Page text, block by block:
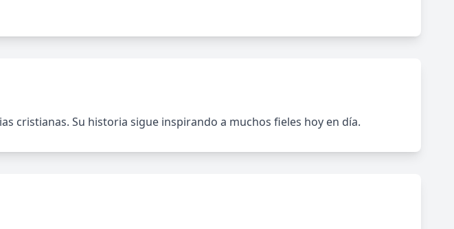
cristianas. Su historia sigue inspirando a muchos fieles hoy en día.